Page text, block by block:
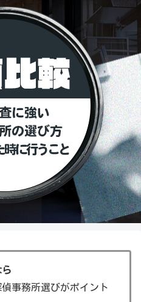
ら
事務所選びがポイント